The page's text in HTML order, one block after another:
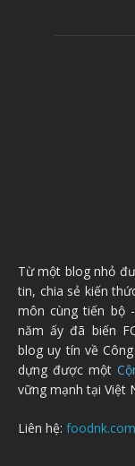
Từ một blog nhỏ
tin, chia sẻ kiến
môn cùng tiến bộ
năm ấy đã biến
blog uy tín về
dựng được một
vững mạnh tại Việt
Liên hệ: